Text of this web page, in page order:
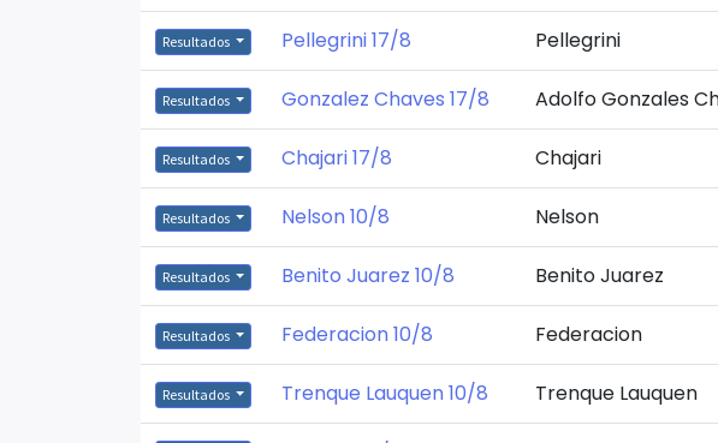
Resultados Pellegrini 17/8 Pellegrini
Resultados Gonzalez Chaves 17/8 Adolfo Gonzales
Resultados Chajari 17/8 Chajari
Resultados Nelson 10/8 Nelson
Resultados Benito Juarez 10/8 Benito Juarez
Resultados Federacion 10/8 Federacion
Resultados Trenque Lauquen 10/8 Trenque Lauquen